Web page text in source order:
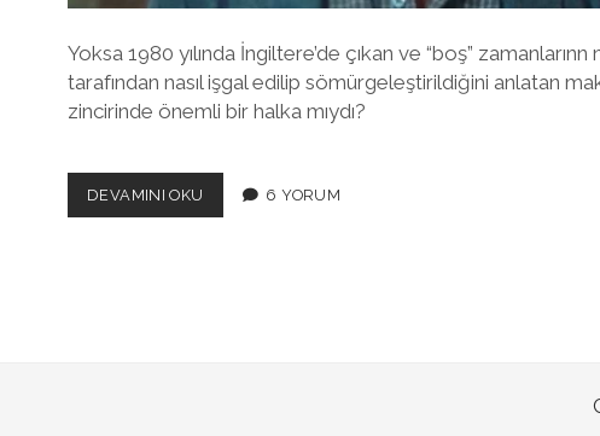
Yoksa 1980 yılında İngiltere’de çıkan ve “boş”
tarafından nasıl işgal edilip sömürgeleştirildiğini anlatan
zincirinde önemli bir halka mıydı?
DEVAMINI OKU YOKSA
DON’T
6 YORUM